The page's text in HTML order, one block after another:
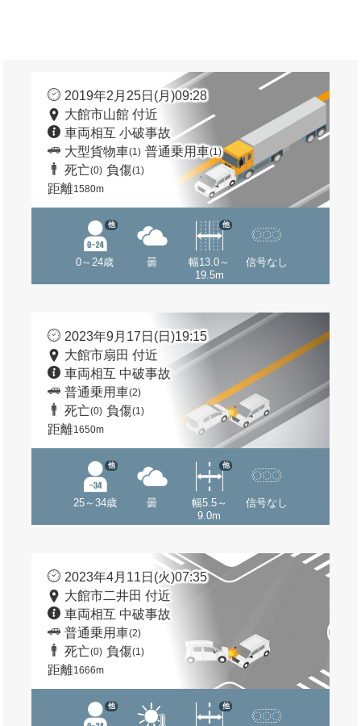
2019年2月25日(月)09:28
大館市山館 付近
車両相互 小破事故
大型貨物車(1) 普通乗用車(1)
死亡(0) 負傷(1)
距離1580m
0～24歳
他
曇
幅13.0～
19.5m
他
信号なし
2023年9月17日(日)19:15
大館市扇田 付近
車両相互 中破事故
普通乗用車(2)
死亡(0) 負傷(1)
距離1650m
25～34歳
他
曇
幅5.5～
9.0m
他
信号なし
2023年4月11日(火)07:35
大館市二井田 付近
車両相互 中破事故
普通乗用車(2)
死亡(0) 負傷(1)
距離1666m
他 他